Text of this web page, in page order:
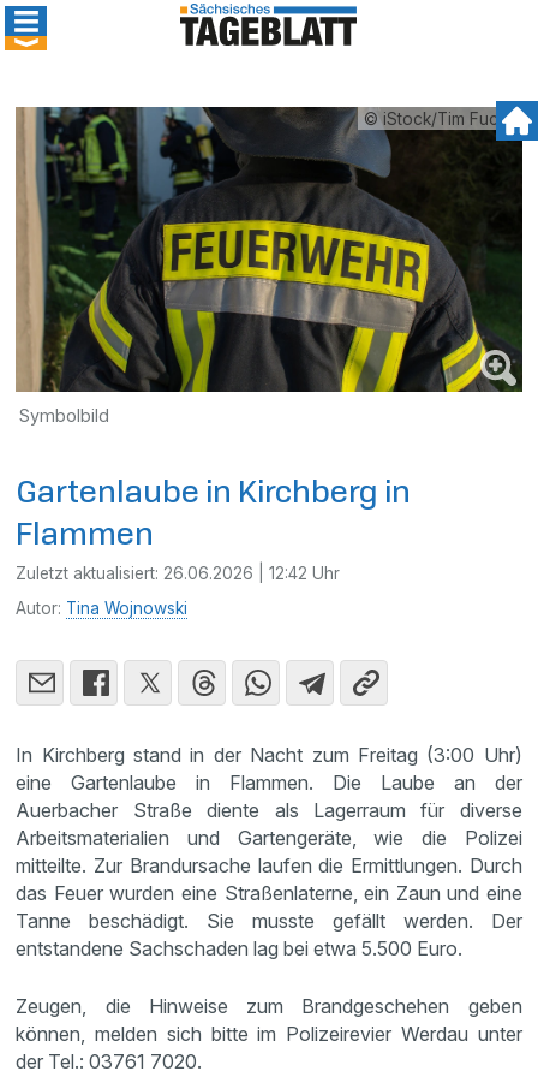
© iStock/Tim Fuchs
Symbolbild
Gartenlaube in Kirchberg in
Flammen
Zuletzt aktualisiert: 26.06.2026 | 12:42 Uhr
Autor: Tina Wojnowski
In Kirchberg stand in der Nacht zum Freitag (3:00 Uhr)
eine Gartenlaube in Flammen. Die Laube an der
Auerbacher Straße diente als Lagerraum für diverse
Arbeitsmaterialien und Gartengeräte, wie die Polizei
mitteilte. Zur Brandursache laufen die Ermittlungen. Durch
das Feuer wurden eine Straßenlaterne, ein Zaun und eine
Tanne beschädigt. Sie musste gefällt werden. Der
entstandene Sachschaden lag bei etwa 5.500 Euro.
Zeugen, die Hinweise zum Brandgeschehen geben
können, melden sich bitte im Polizeirevier Werdau unter
der Tel.: 03761 7020.